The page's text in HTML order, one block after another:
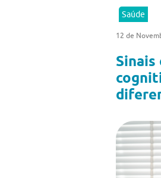
Saúde
12 de